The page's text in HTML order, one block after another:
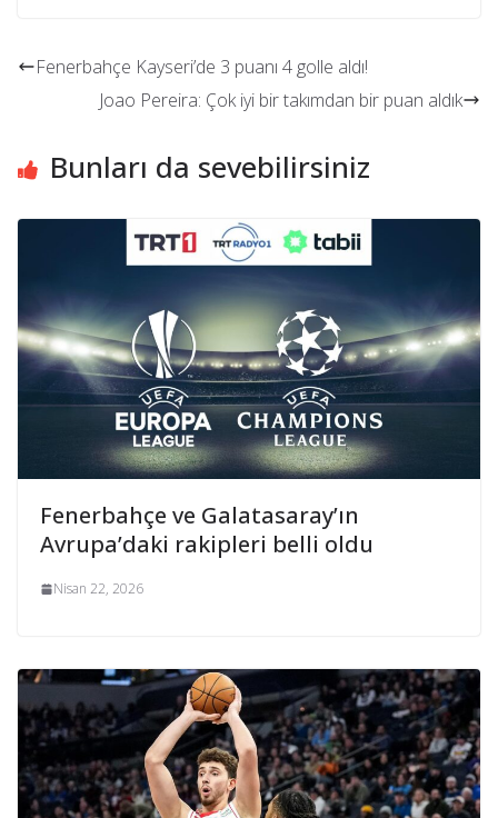
Fenerbahçe Kayseri’de 3 puanı 4 golle aldı!
Joao Pereira: Çok iyi bir takımdan bir puan aldık
Bunları da sevebilirsiniz
Fenerbahçe ve Galatasaray’ın
Avrupa’daki rakipleri belli oldu
Nisan 22, 2026